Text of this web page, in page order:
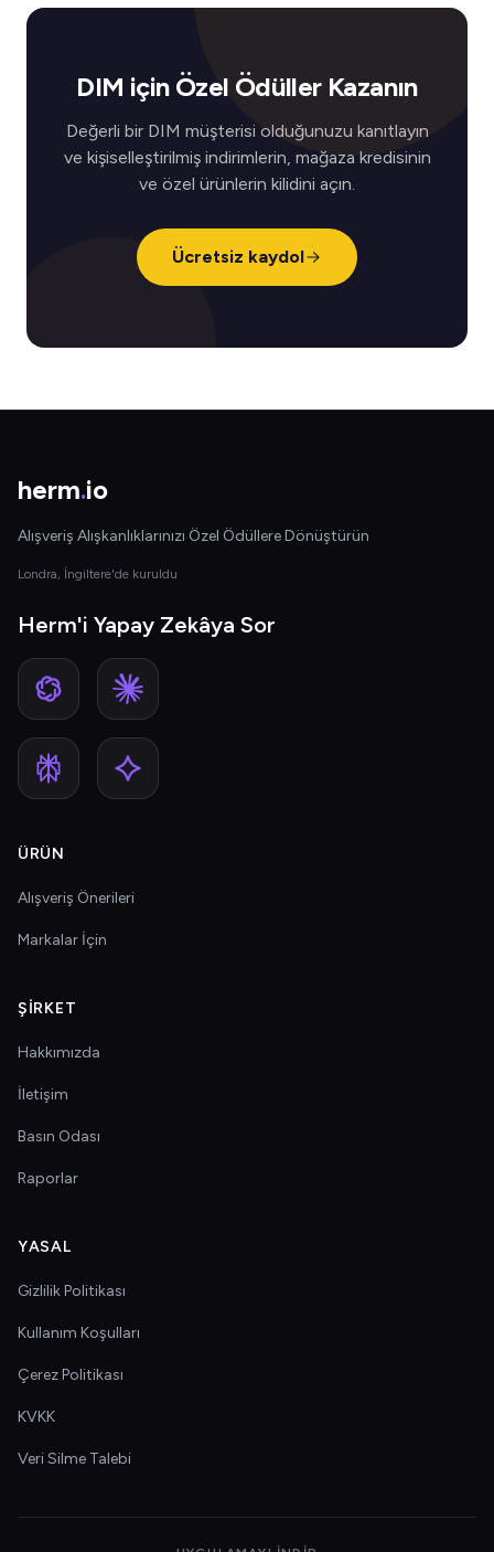
DIM için Özel Ödüller Kazanın
Değerli bir DIM müşterisi olduğunuzu kanıtlayın
ve kişiselleştirilmiş indirimlerin, mağaza kredisinin
ve özel ürünlerin kilidini açın.
Ücretsiz kaydol
herm.io
Alışveriş Alışkanlıklarınızı Özel Ödüllere Dönüştürün
Londra, İngiltere'de kuruldu
Herm'i Yapay Zekâya Sor
ÜRÜN
Alışveriş Önerileri
Markalar İçin
ŞIRKET
Hakkımızda
İletişim
Basın Odası
Raporlar
YASAL
Gizlilik Politikası
Kullanım Koşulları
Çerez Politikası
KVKK
Veri Silme Talebi